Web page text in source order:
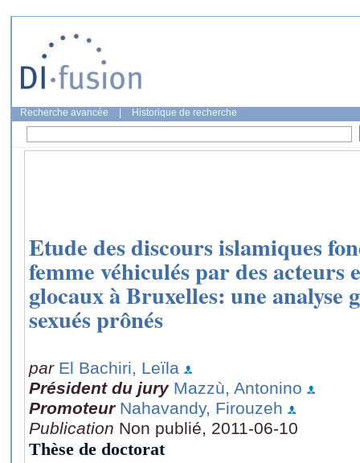
Recherche avancée Historique de recherche
Etude des discours islamiques
femme véhiculés par des acteurs
glocaux à Bruxelles: une analyse
sexués prônés
par El Bachiri, Leïla
Président du jury Mazzù, Antonino
Promoteur Nahavandy, Firouzeh
Publication Non publié, 2011-06-10
Thèse de doctorat